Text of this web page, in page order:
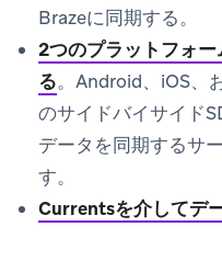
Brazeに同期する。
2つのプラットフォ
る。Android、iOS、
のサイドバイサイド
データを同期するサ
す。
Currentsを介してデ